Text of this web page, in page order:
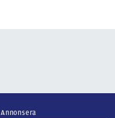
Annonsera